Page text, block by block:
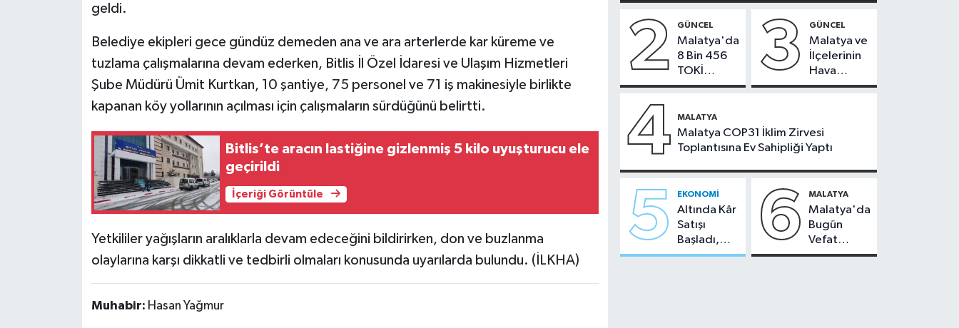
geldi.
Belediye ekipleri gece gündüz demeden ana ve ara arterlerde kar küreme ve
tuzlama çalışmalarına devam ederken, Bitlis İl Özel İdaresi ve Ulaşım Hizmetleri
Şube Müdürü Ümit Kurtkan, 10 şantiye, 75 personel ve 71 iş makinesiyle birlikte
kapanan köy yollarının açılması için çalışmaların sürdüğünü belirtti.
Bitlis’te aracın lastiğine gizlenmiş 5 kilo uyuşturucu ele
geçirildi
İçeriği Görüntüle
Yetkililer yağışların aralıklarla devam edeceğini bildirirken, don ve buzlanma
olaylarına karşı dikkatli ve tedbirli olmaları konusunda uyarılarda bulundu. (İLKHA)
Muhabir: Hasan Yağmur
2 GÜNCEL
Malatya'da
8 Bin 456
TOKİ
Konutunun
Bugün
Çekiliyor
3 GÜNCEL
Malatya ve
İlçelerinin
Hava
Durumu -
2026
4 MALATYA
Malatya COP31 İklim Zirvesi
Toplantısına Ev Sahipliği Yaptı
5 EKONOMI
Altında Kâr
Satışı
Başladı,
Malatya'da
6 MALATYA
Malatya'da
Bugün
Vefat
Edenler -